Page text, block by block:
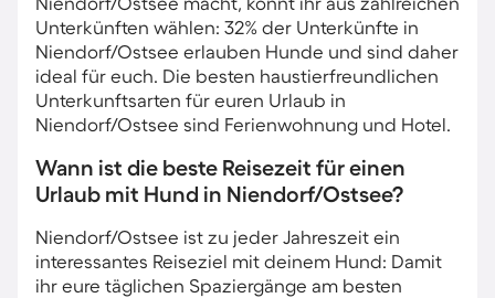
Unterkünften wählen: 32% der Unterkünfte in
Niendorf/Ostsee erlauben Hunde und sind daher
ideal für euch. Die besten haustierfreundlichen
Unterkunftsarten für euren Urlaub in
Niendorf/Ostsee sind Ferienwohnung und Hotel.
Wann ist die beste Reisezeit für einen
Urlaub mit Hund in Niendorf/Ostsee?
Niendorf/Ostsee ist zu jeder Jahreszeit ein
interessantes Reiseziel mit deinem Hund: Damit
ihr eure täglichen Spaziergänge am besten